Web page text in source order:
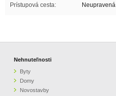
Prístupová cesta:
Neupravená
Nehnuteľnosti
Byty
Domy
Novostavby